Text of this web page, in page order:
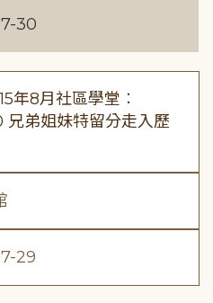
30
年8月社區學堂︰
弟姐妹特留分走入歷
29